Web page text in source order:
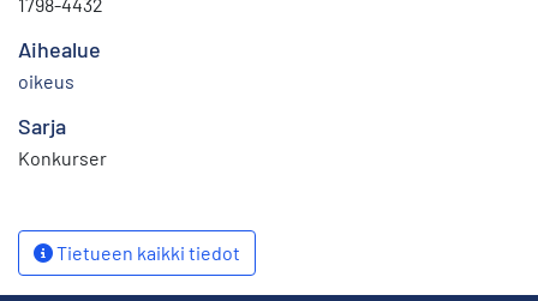
1798-4432
Aihealue
oikeus
Sarja
Konkurser
Tietueen kaikki tiedot